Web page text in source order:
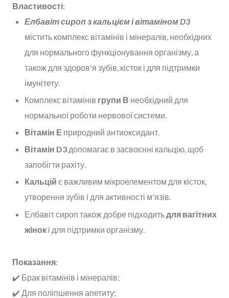
Властивості:
Елбавіт сироп з кальцієм і вітаміном D3
містить комплекс вітамінів і мінералів, необхідних
для нормального функціонування організму, а
також для здоров'я зубів, кісток і для підтримки
імунітету.
Комплекс вітамінів групи В необхідний для
нормальної роботи нервової системи.
Вітамін Е природний антиоксидант.
Вітамін D3 допомагає в засвоєнні кальцію, щоб
запобігти рахіту.
Кальцій є важливим мікроелементом для кісток,
утворення зубів і для активності м'язів.
Елбавіт сироп також добре підходить для вагітних
жінок і для підтримки організму.
Показання:
✔️ Брак вітамінів і мінералів;
✔️ Для поліпшення апетиту;